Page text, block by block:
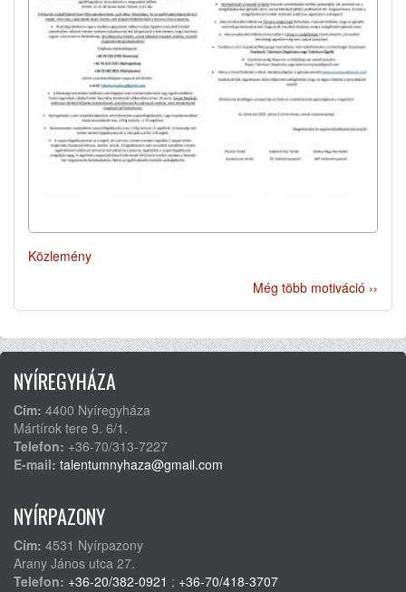
Közlemény
Még több motiváció ››
NYÍREGYHÁZA
Cím: 4400 Nyíregyháza
Mártírok tere 9. 6/1.
Telefon: +36-70/313-7227
E-mail: talentumnyhaza@gmail.com
NYÍRPAZONY
Cím: 4531 Nyírpazony
Arany János utca 27.
Telefon: +36-20/382-0921 ; +36-70/418-3707